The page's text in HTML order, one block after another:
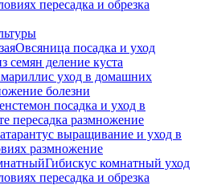
пересадка и обрезка
Овсяница посадка и уход
семян деление куста
уход в домашних
болезни
посадка и уход в
пересадка размножение
выращивание и уход в
размножение
Гибискус комнатный уход
пересадка и обрезка